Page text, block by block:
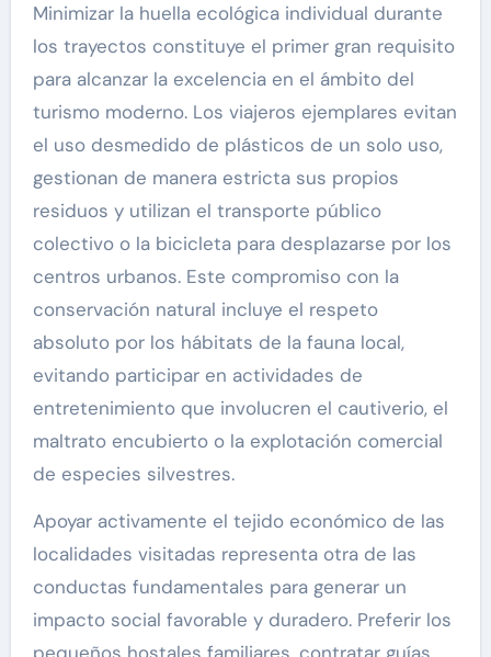
Minimizar la huella ecológica individual durante
los trayectos constituye el primer gran requisito
para alcanzar la excelencia en el ámbito del
turismo moderno. Los viajeros ejemplares evitan
el uso desmedido de plásticos de un solo uso,
gestionan de manera estricta sus propios
residuos y utilizan el transporte público
colectivo o la bicicleta para desplazarse por los
centros urbanos. Este compromiso con la
conservación natural incluye el respeto
absoluto por los hábitats de la fauna local,
evitando participar en actividades de
entretenimiento que involucren el cautiverio, el
maltrato encubierto o la explotación comercial
de especies silvestres.
Apoyar activamente el tejido económico de las
localidades visitadas representa otra de las
conductas fundamentales para generar un
impacto social favorable y duradero. Preferir los